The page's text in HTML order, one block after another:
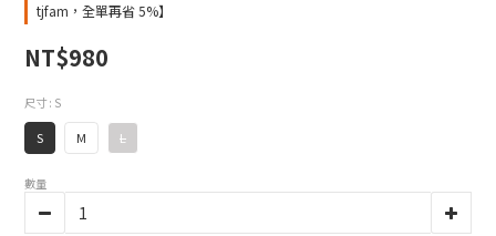
tjfam，全單再省 5%】
NT$980
尺寸 : S
S M L
數量